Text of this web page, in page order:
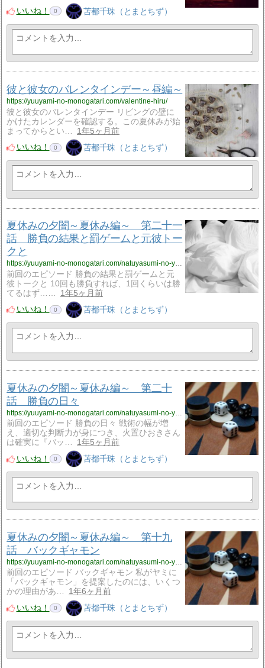
いいね！
0 苫都千珠（とまとちず）
彼と彼女のバレンタインデー～昼編～
https://yuuyami-no-monogatari.com/valentine-hiru/
彼と彼女のバレンタインデー リビングの壁に
かけたカレンダーを確認する。この夏休みが始
まってからとい…
1年5ヶ月前
いいね！
0 苫都千珠（とまとちず）
夏休みの夕闇～夏休み編～ 第二十一
話 勝負の結果と罰ゲームと元彼トー
クと
https://yuuyami-no-monogatari.com/natuyasumi-no-yuuyami-natuyasumi21/
前回のエピソード 勝負の結果と罰ゲームと元
彼トークと 10回も勝負すれば、1回くらいは勝
てるはず……
1年5ヶ月前
いいね！
0 苫都千珠（とまとちず）
夏休みの夕闇～夏休み編～ 第二十
話 勝負の日々
前回のエピソード 勝負の日々 戦術の幅が増
え、適切な判断力が身につき、火置ひおきさん
は確実に『バッ…
1年5ヶ月前
いいね！
0 苫都千珠（とまとちず）
夏休みの夕闇～夏休み編～ 第十九
話 バックギャモン
前回のエピソード バックギャモン 私がヤミに
「バックギャモン」を提案したのには、いくつ
かの理由があ…
1年6ヶ月前
いいね！
0 苫都千珠（とまとちず）